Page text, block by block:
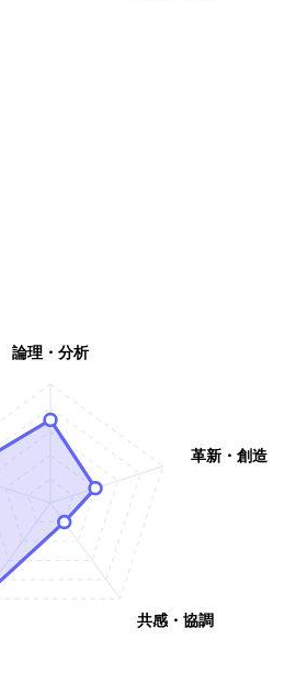
論理・分析
革新・創造
共感・協調